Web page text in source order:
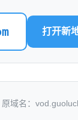
助 🎉
打开新
原域名：